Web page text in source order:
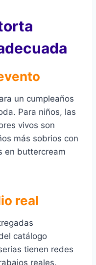
un cumpleaños
Para niños, las
vivos son
más sobrios con
en buttercream
real
catálogo
tienen redes
reales.